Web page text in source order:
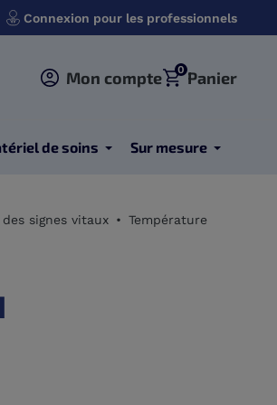
Connexion pour les professionnels
Mon compte 0 Panier
de soins Sur mesure
signes vitaux
Température